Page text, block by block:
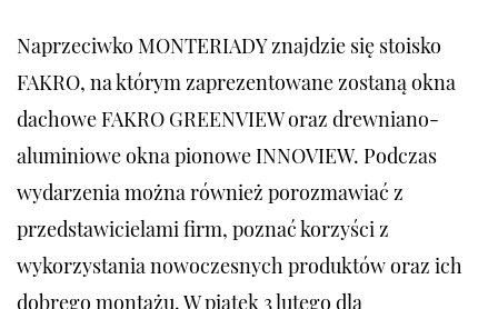
Naprzeciwko MONTERIADY znajdzie się stoisko
FAKRO, na którym zaprezentowane zostaną okna
dachowe FAKRO GREENVIEW oraz drewniano-
aluminiowe okna pionowe INNOVIEW. Podczas
wydarzenia można również porozmawiać z
przedstawicielami firm, poznać korzyści z
wykorzystania nowoczesnych produktów oraz ich
dobrego montażu. W piątek 3 lutego dla